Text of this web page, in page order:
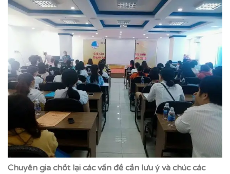
Chuyên gia chốt lại các vấn đề cần lưu ý và chúc các